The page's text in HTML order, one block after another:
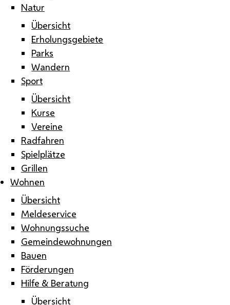
Natur
Übersicht
Erholungsgebiete
Parks
Wandern
Sport
Übersicht
Kurse
Vereine
Radfahren
Spielplätze
Grillen
Wohnen
Übersicht
Meldeservice
Wohnungssuche
Gemeindewohnungen
Bauen
Förderungen
Hilfe & Beratung
Übersicht